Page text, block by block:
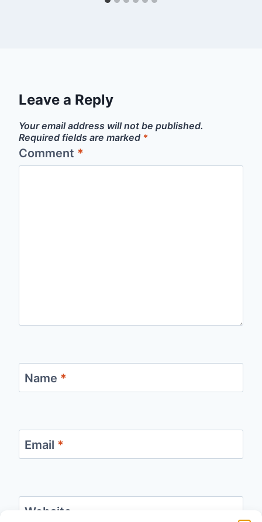
Leave a Reply
Your email address will not be published.
Required fields are marked *
Comment *
Name *
Email *
Website